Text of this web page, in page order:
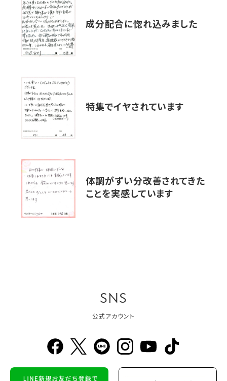
成分配合に惚れ込みました
特集でイヤされています
体調がずい分改善されてきた
ことを実感しています
SNS
公式アカウント